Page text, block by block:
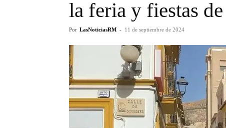
la feria y fiestas
Por LasNoticiasRM - 11 de septiembre de 2024